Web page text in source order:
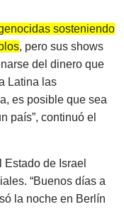
sosteniendo
, pero sus shows
del dinero que
Latina las
es posible que sea
país”, continuó el
de Israel
“Buenos días a
la noche en Berlín